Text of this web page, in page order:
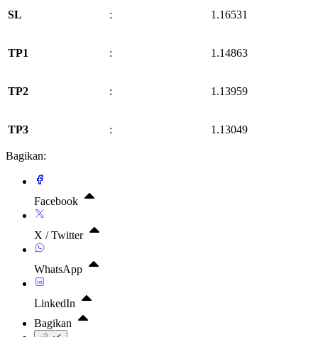
SL : 1.16531
TP1 : 1.14863
TP2 : 1.13959
TP3 : 1.13049
Bagikan:
Facebook
X / Twitter
WhatsApp
LinkedIn
Bagikan